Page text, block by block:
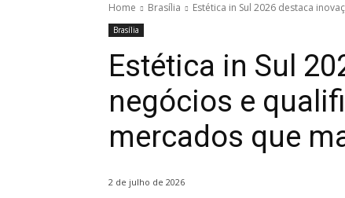
Home Brasília Estética in Sul 2026 destaca
Brasília
Estética in Sul
negócios e
mercados que
2 de julho de 2026